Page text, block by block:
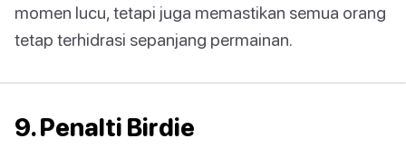
momen lucu, tetapi juga memastikan semua orang
tetap terhidrasi sepanjang permainan.
9. Penalti Birdie